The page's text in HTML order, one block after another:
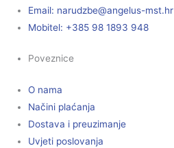
Email: narudzbe@angelus-mst.hr
Mobitel: +385 98 1893 948
Poveznice
O nama
Načini plaćanja
Dostava i preuzimanje
Uvjeti poslovanja